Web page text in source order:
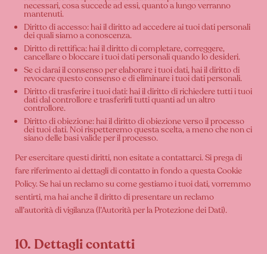
necessari, cosa succede ad essi, quanto a lungo verranno
mantenuti.
Diritto di accesso: hai il diritto ad accedere ai tuoi dati personali
dei quali siamo a conoscenza.
Diritto di rettifica: hai il diritto di completare, correggere,
cancellare o bloccare i tuoi dati personali quando lo desideri.
Se ci darai il consenso per elaborare i tuoi dati, hai il diritto di
revocare questo consenso e di eliminare i tuoi dati personali.
Diritto di trasferire i tuoi dati: hai il diritto di richiedere tutti i tuoi
dati dal controllore e trasferirli tutti quanti ad un altro
controllore.
Diritto di obiezione: hai il diritto di obiezione verso il processo
dei tuoi dati. Noi rispetteremo questa scelta, a meno che non ci
siano delle basi valide per il processo.
Per esercitare questi diritti, non esitate a contattarci. Si prega di
fare riferimento ai dettagli di contatto in fondo a questa Cookie
Policy. Se hai un reclamo su come gestiamo i tuoi dati, vorremmo
sentirti, ma hai anche il diritto di presentare un reclamo
all’autorità di vigilanza (l’Autorità per la Protezione dei Dati).
10. Dettagli contatti